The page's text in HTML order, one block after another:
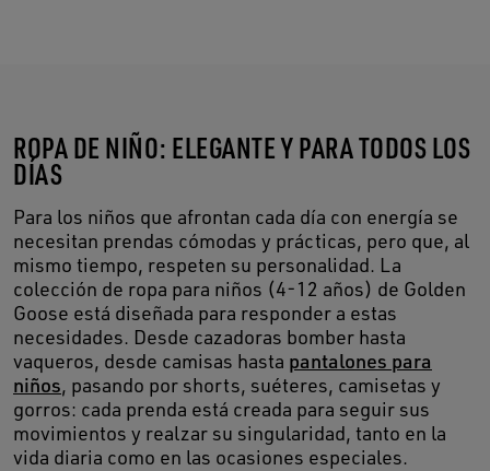
ROPA DE NIÑO: ELEGANTE Y PARA TODOS LOS
DÍAS
Para los niños que afrontan cada día con energía se
necesitan prendas cómodas y prácticas, pero que, al
mismo tiempo, respeten su personalidad. La
colección de ropa para niños (4-12 años) de Golden
Goose está diseñada para responder a estas
necesidades. Desde cazadoras bomber hasta
vaqueros, desde camisas hasta pantalones para
niños, pasando por shorts, suéteres, camisetas y
gorros: cada prenda está creada para seguir sus
movimientos y realzar su singularidad, tanto en la
vida diaria como en las ocasiones especiales.